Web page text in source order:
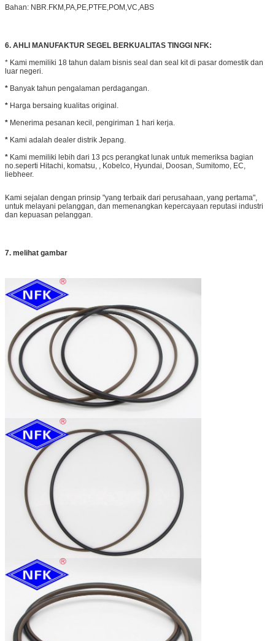
Bahan: NBR.FKM,PA,PE,PTFE,POM,VC,ABS
6. AHLI MANUFAKTUR SEGEL BERKUALITAS TINGGI NFK:
* Kami memiliki 18 tahun dalam bisnis seal dan seal kit di pasar domestik dan
luar negeri.
* Banyak tahun pengalaman perdagangan.
* Harga bersaing kualitas original.
* Menerima pesanan kecil, pengiriman 1 hari kerja.
* Kami adalah dealer distrik Jepang.
* Kami memiliki lebih dari 13 pcs perangkat lunak untuk memeriksa bagian
no.seperti Hitachi, komatsu, , Kobelco, Hyundai, Doosan, Sumitomo, EC,
liebheer.
Kami sejalan dengan prinsip "yang terbaik dari perusahaan, yang pertama",
untuk melayani pelanggan, dan memenangkan kepercayaan reputasi industri
dan kepuasan pelanggan.
7. melihat gambar